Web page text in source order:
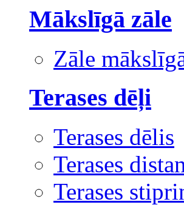
Mākslīgā zāle
Zāle
Terases dēļi
Terases dēlis
Terases
Terases